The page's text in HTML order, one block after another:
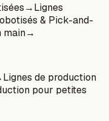
→Lignes
& Pick-and-
main→
Lignes de production
pour petites